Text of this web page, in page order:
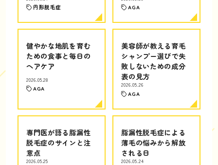
円形脱毛症 AGA
健やかな地肌を育む
ための食事と毎日の
ヘアケア
2026.05.28
AGA
美容師が教える育毛
シャンプー選びで失
敗しないための成分
表の見方
2026.05.26
AGA
専門医が語る脂漏性
脱毛症のサインと注
意点
2026.05.25
脂漏性脱毛症による
薄毛の悩みから解放
される日
2026.05.24